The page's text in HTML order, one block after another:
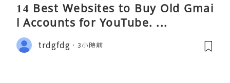
14 Best Websites to Buy Old Gmai
l Accounts for YouTube. ...
trdgfdg 3小時前